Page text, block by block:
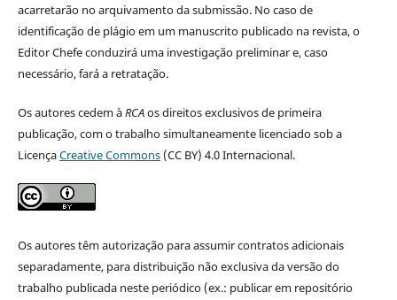
acarretarão no arquivamento da submissão. No caso de
identificação de plágio em um manuscrito publicado na revista, o
Editor Chefe conduzirá uma investigação preliminar e, caso
necessário, fará a retratação.
Os autores cedem àRCAos direitos exclusivos de primeira
publicação, com o trabalho simultaneamente licenciado sob a
LicençaCreative Commons(CC BY) 4.0 Internacional.
Os autores têm autorização para assumir contratos adicionais
separadamente, para distribuição não exclusiva da versão do
trabalho publicada neste periódico (ex.: publicar em repositório